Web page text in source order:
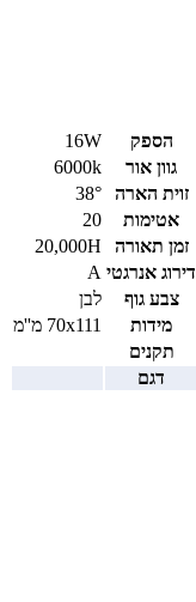
הספק
16W
גוון אור
6000k
זוית הארה
38°
אטימות
20
זמן תאורה
20,000H
דירוג אנרגטי A
צבע גוף
לבן
מידות
70x111 מ''מ
תקנים
דגם